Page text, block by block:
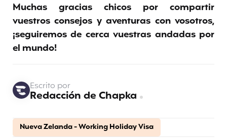
Muchas gracias chicos por compartir
vuestros consejos y aventuras con vosotros,
¡seguiremos de cerca vuestras andadas por
el mundo!
Nueva Zelanda - Working Holiday Visa
Escrito por
Redacción de Chapka